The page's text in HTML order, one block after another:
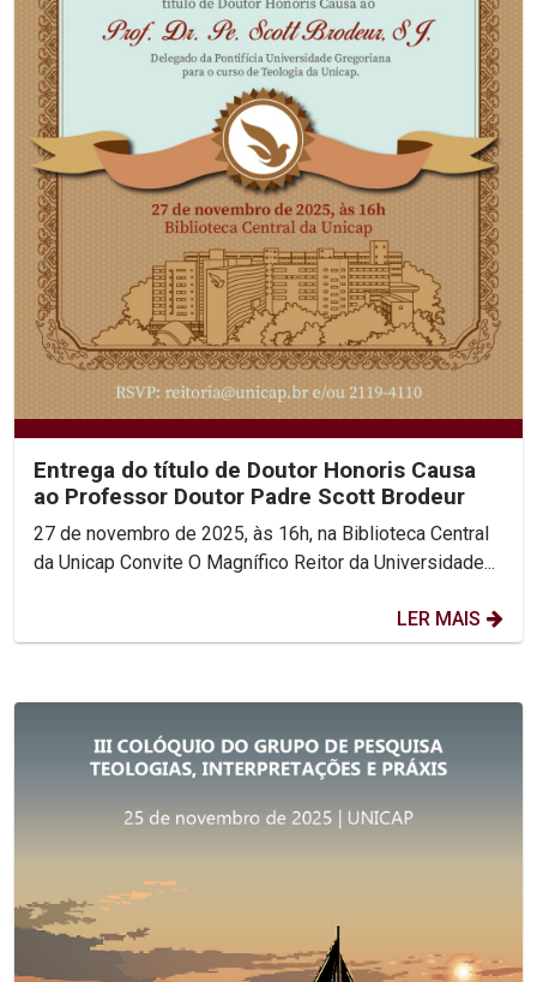
Entrega do título de Doutor Honoris Causa
ao Professor Doutor Padre Scott Brodeur
27 de novembro de 2025, às 16h, na Biblioteca Central
da Unicap Convite O Magnífico Reitor da Universidade...
LER MAIS